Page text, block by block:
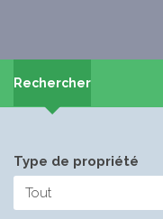
Rechercher
Type de propriété